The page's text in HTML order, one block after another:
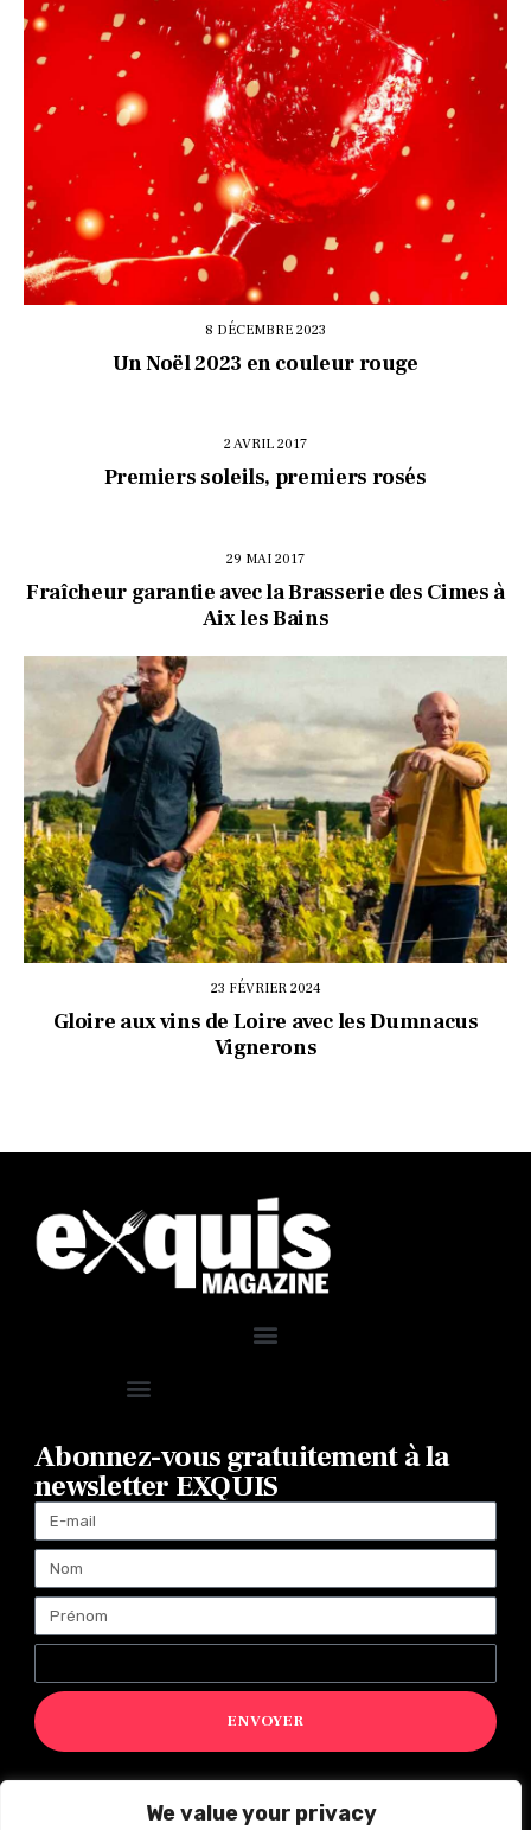
We value your privacy
8 DÉCEMBRE 2023
Un Noël 2023 en couleur rouge
2 AVRIL 2017
Premiers soleils, premiers rosés
29 MAI 2017
Fraîcheur garantie avec la Brasserie des Cimes à
Aix les Bains
23 FÉVRIER 2024
Gloire aux vins de Loire avec les Dumnacus
Vignerons
Abonnez-vous gratuitement à la
newsletter EXQUIS
ENVOYER